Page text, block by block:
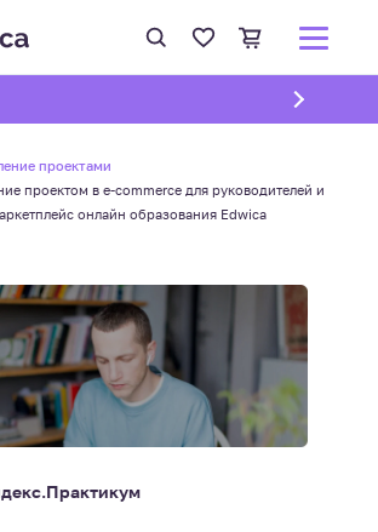
проектами
проектом в e-commerce для руководителей и
онлайн образования Edwica